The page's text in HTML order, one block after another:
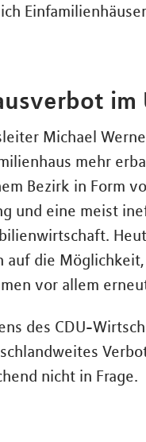
im
Michael
mehr
Bezirk in Form
und eine meist
die
vor allem
des CDU-
nicht in Frage.